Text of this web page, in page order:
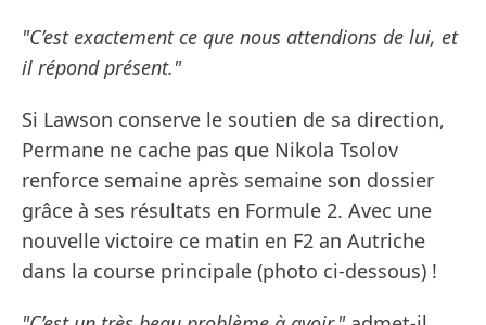
"C’est exactement ce que nous attendions de lui, et
il répond présent."
Si Lawson conserve le soutien de sa direction,
Permane ne cache pas que Nikola Tsolov
renforce semaine après semaine son dossier
grâce à ses résultats en Formule 2. Avec une
nouvelle victoire ce matin en F2 an Autriche
dans la course principale (photo ci-dessous) !